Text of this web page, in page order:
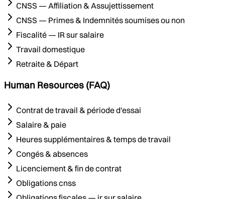
CNSS — Affiliation & Assujettissement
CNSS — Primes & Indemnités soumises ou non
Fiscalité — IR sur salaire
Travail domestique
Retraite & Départ
Human Resources (FAQ)
Contrat de travail & période d'essai
Salaire & paie
Heures supplémentaires & temps de travail
Congés & absences
Licenciement & fin de contrat
Obligations cnss